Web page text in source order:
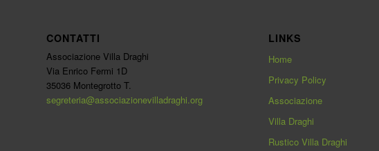
CONTATTI
Associazione Villa Draghi
Via Enrico Fermi 1D
35036 Montegrotto T.
segreteria@associazionevilladraghi.org
LINKS
Home
Privacy Policy
Associazione
Villa Draghi
Rustico Villa Draghi